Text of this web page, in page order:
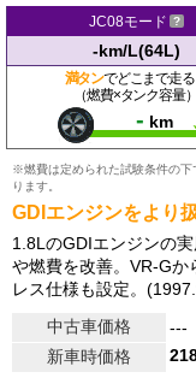
JC08モード
-km/L(64L)
満タンでどこまで走る
（燃費×タンク容量）
- km
※燃費は定められた試験条件の下
ります。
GDIエンジンをより
1.8LのGDIエンジンの
や燃費を改善。VR-G
レス仕様も設定。
中古車価格
---
新車時価格